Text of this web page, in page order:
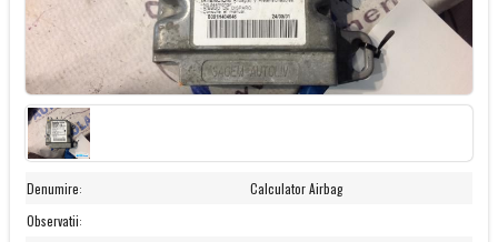
Denumire:
Calculator Airbag
Observatii: